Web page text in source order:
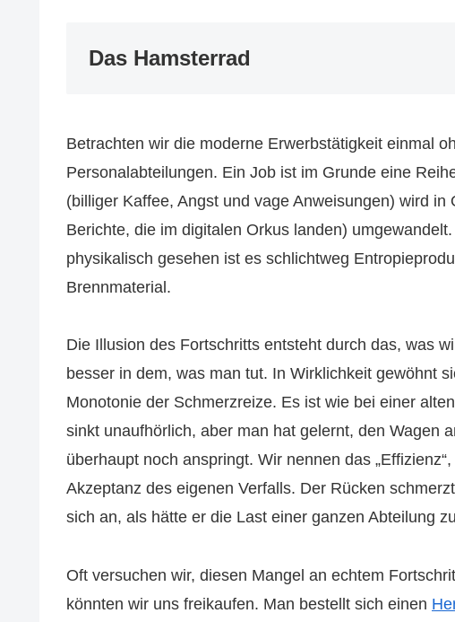
Das Hamsterrad
Betrachten wir die moderne Erwerbstätigkeit einmal
Personalabteilungen. Ein Job ist im Grunde eine
(billiger Kaffee, Angst und vage Anweisungen) wird
Berichte, die im digitalen Orkus landen)
physikalisch gesehen ist es schlichtweg
Brennmaterial.
Die Illusion des Fortschritts entsteht durch das, was
besser in dem, was man tut. In Wirklichkeit gewöhnt
Monotonie der Schmerzreize. Es ist wie bei einer
sinkt unaufhörlich, aber man hat gelernt, den Wagen
überhaupt noch anspringt. Wir nennen das
Akzeptanz des eigenen Verfalls. Der Rücken
sich an, als hätte er die Last einer ganzen Abteilung
Oft versuchen wir, diesen Mangel an echtem
könnten wir uns freikaufen. Man bestellt sich einen